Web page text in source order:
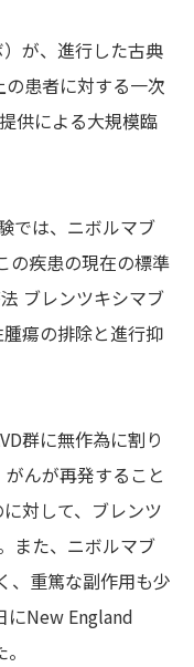
が、進行した古典
患者に対する一次
供による大規模臨
では、ニボルマブ
の疾患の現在の標準
ブレンツキシマブ
腫瘍の排除と進行抑
群に無作為に割り
んが再発すること
対して、ブレンツ
また、ニボルマブ
、重篤な副作用も少
にNew England